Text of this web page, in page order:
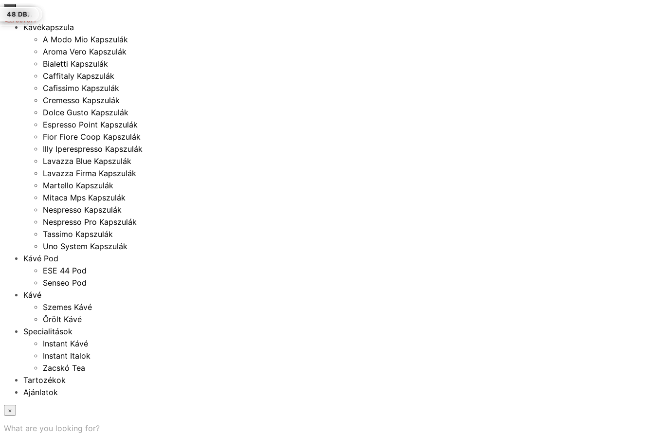
×
Kávékapszula
A Modo Mio Kapszulák
Aroma Vero Kapszulák
Bialetti Kapszulák
Caffitaly Kapszulák
Cafissimo Kapszulák
Cremesso Kapszulák
Dolce Gusto Kapszulák
Espresso Point Kapszulák
Fior Fiore Coop Kapszulák
Illy Iperespresso Kapszulák
Lavazza Blue Kapszulák
Lavazza Firma Kapszulák
Martello Kapszulák
Mitaca Mps Kapszulák
Nespresso Kapszulák
Nespresso Pro Kapszulák
Tassimo Kapszulák
Uno System Kapszulák
Kávé Pod
ESE 44 Pod
Senseo Pod
Kávé
Szemes Kávé
Őrölt Kávé
Specialitások
Instant Kávé
Instant Italok
Zacskó Tea
Tartozékok
Ajánlatok
×
What are you looking for?
48 DB.
16 DB.
ELFOGYOTT
12 DB.
100 DB.
16 DB.
100 DB.
48 DB.